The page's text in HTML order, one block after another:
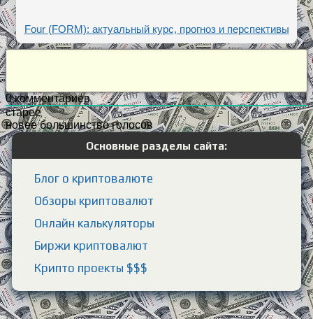
Four (FORM): актуальный курс, прогноз и перспективы
0комментариев
старее
новее большинство голосов
Основные разделы сайта:
Блог о криптовалюте
Обзоры криптовалют
Онлайн калькуляторы
Биржи криптовалют
Крипто проекты $$$